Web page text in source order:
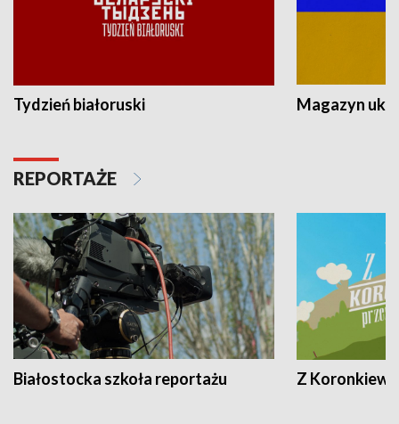
Tydzień białoruski Magazyn
REPORTAŻE
Białostocka szkoła reportażu Z